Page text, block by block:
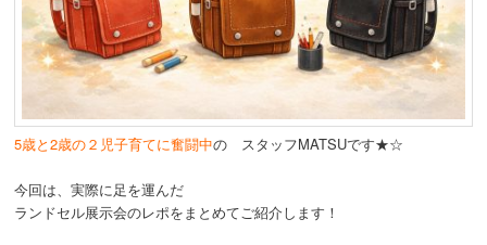
5歳と2歳の２児子育てに奮闘中の スタッフMATSUです★☆
今回は、実際に足を運んだ
ランドセル展示会のレポをまとめてご紹介します！